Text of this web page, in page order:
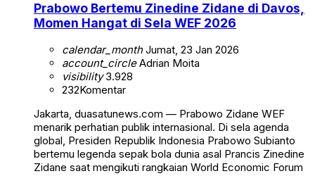
Prabowo Bertemu Zinedine Zidane di Davos,
Momen Hangat di Sela WEF 2026
calendar_monthJumat, 23 Jan 2026
account_circleAdrian Moita
visibility3.928
232Komentar
Jakarta, duasatunews.com — Prabowo Zidane WEF
menarik perhatian publik internasional. Di sela agenda
global, Presiden Republik Indonesia Prabowo Subianto
bertemu legenda sepak bola dunia asal Prancis Zinedine
Zidane saat mengikuti rangkaian World Economic Forum